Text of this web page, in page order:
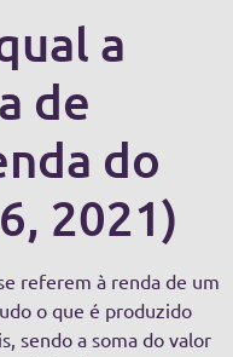
a
de
do
2021)
referem à renda de um
o que é produzido
sendo a soma do valor